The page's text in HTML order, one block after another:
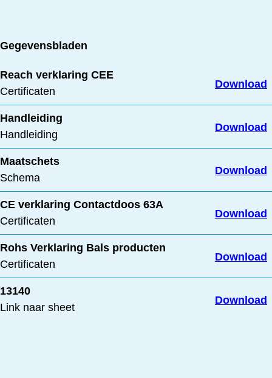
Gegevensbladen
Reach verklaring CEE
Certificaten
Download
Handleiding
Handleiding
Download
Maatschets
Schema
Download
CE verklaring Contactdoos 63A
Certificaten
Download
Rohs Verklaring Bals producten
Certificaten
Download
13140
Link naar sheet
Download